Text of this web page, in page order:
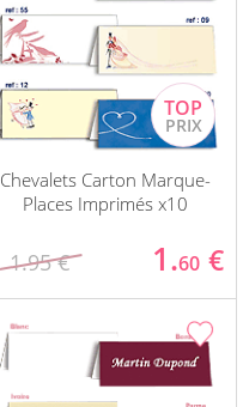
Chevalets Carton Marque-
Places Imprimés x10
1.95 € 1.60 €